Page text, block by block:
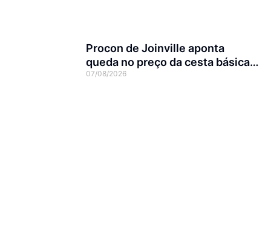
Procon de Joinville aponta
queda no preço da cesta básica
em agosto
07/08/2026